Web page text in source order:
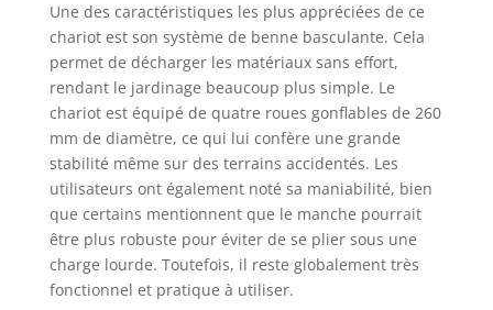
brouette 4 roues est
un outil indispensable
pour jardiner, et éviter
de porter des charges
lourdes. Grâce a son
long manche vous
aller pouvoir la
déplacer facilement
sans effort. Elle est
adapté avec tout type
de terrain. Les roues
tourne en même
temps que le manche
Une des caractéristiques les plus appréciées de ce
chariot est son système de benne basculante. Cela
permet de décharger les matériaux sans effort,
rendant le jardinage beaucoup plus simple. Le
chariot est équipé de quatre roues gonflables de 260
mm de diamètre, ce qui lui confère une grande
stabilité même sur des terrains accidentés. Les
utilisateurs ont également noté sa maniabilité, bien
que certains mentionnent que le manche pourrait
être plus robuste pour éviter de se plier sous une
charge lourde. Toutefois, il reste globalement très
fonctionnel et pratique à utiliser.